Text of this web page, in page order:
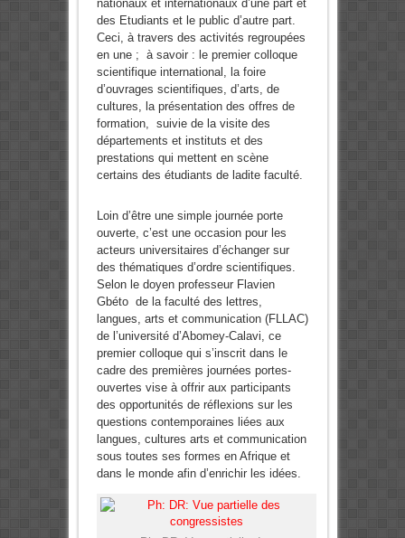
nationaux et internationaux d’une part et
des Etudiants et le public d’autre part.
Ceci, à travers des activités regroupées
en une ; à savoir : le premier colloque
scientifique international, la foire
d’ouvrages scientifiques, d’arts, de
cultures, la présentation des offres de
formation, suivie de la visite des
départements et instituts et des
prestations qui mettent en scène
certains des étudiants de ladite faculté.
Loin d’être une simple journée porte
ouverte, c’est une occasion pour les
acteurs universitaires d’échanger sur
des thématiques d’ordre scientifiques.
Selon le doyen professeur Flavien
Gbéto de la faculté des lettres,
langues, arts et communication (FLLAC)
de l’université d’Abomey-Calavi, ce
premier colloque qui s’inscrit dans le
cadre des premières journées portes-
ouvertes vise à offrir aux participants
des opportunités de réflexions sur les
questions contemporaines liées aux
langues, cultures arts et communication
sous toutes ses formes en Afrique et
dans le monde afin d’enrichir les idées.